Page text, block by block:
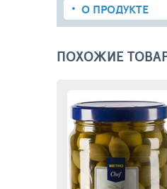
О ПРОДУКТЕ
ПОХОЖИЕ